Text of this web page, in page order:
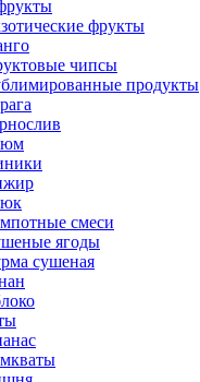
фрукты
чипсы
продукты
смеси
ягоды
сушеная